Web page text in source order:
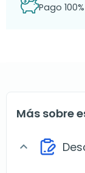
Pago
Más sobre
expand_more